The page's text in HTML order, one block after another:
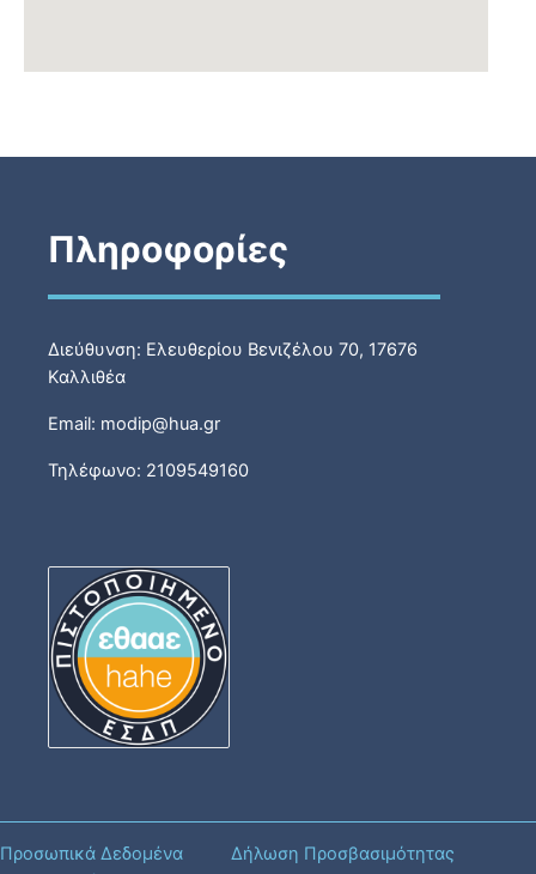
Πληροφορίες
Διεύθυνση: Ελευθερίου Βενιζέλου 70, 17676
Καλλιθέα
Email: modip@hua.gr
Τηλέφωνο: 2109549160
Προσωπικά Δεδομένα
Δήλωση Προσβασιμότητας